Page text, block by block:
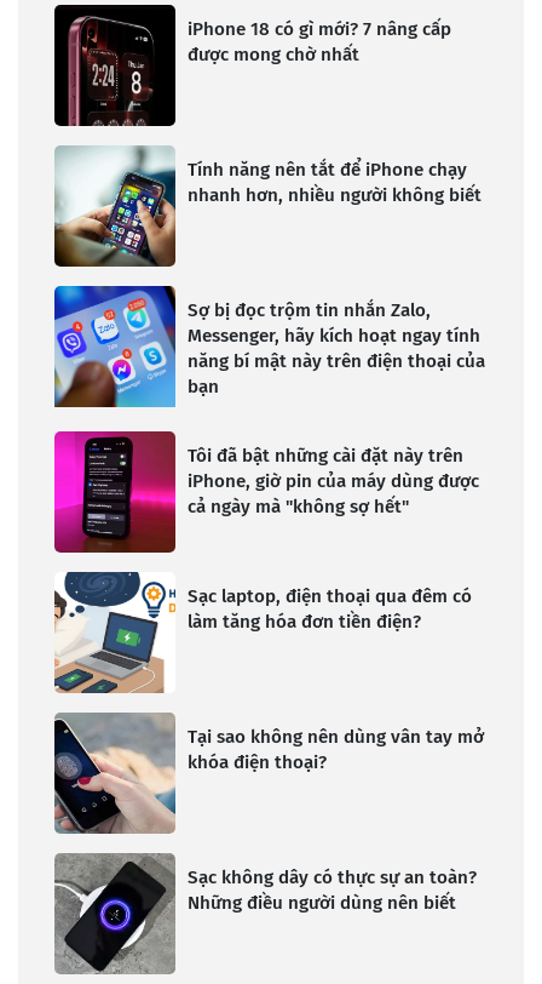
iPhone 18 có gì mới? 7 nâng cấp
được mong chờ nhất
Tính năng nên tắt để iPhone chạy
nhanh hơn, nhiều người không biết
Sợ bị đọc trộm tin nhắn Zalo,
Messenger, hãy kích hoạt ngay tính
năng bí mật này trên điện thoại của
bạn
Tôi đã bật những cài đặt này trên
iPhone, giờ pin của máy dùng được
cả ngày mà "không sợ hết"
Sạc laptop, điện thoại qua đêm có
làm tăng hóa đơn tiền điện?
Tại sao không nên dùng vân tay mở
khóa điện thoại?
Sạc không dây có thực sự an toàn?
Những điều người dùng nên biết